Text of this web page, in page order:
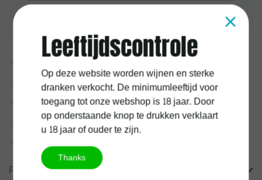
Voor17:00
uur besteld, vandaag verzonden
1 jaarkurkgarantie
100%Belgischeonderneming
Gratis verzending vanaf60 euro
Meer informatie?
Productomschrijving
×
Leeftijdscontrole
Op deze website worden wijnen en sterke
dranken verkocht. De minimumleeftijd voor
toegang tot onze webshop is 18 jaar. Door
op onderstaande knop te drukken verklaart
u 18 jaar of ouder te zijn.
Thanks